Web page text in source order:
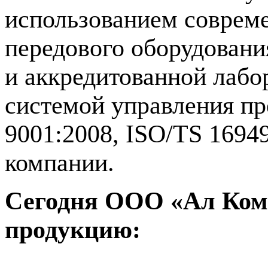
использованием
передового
и аккредитованной
системой управления
9001:2008, ISO/TS
компании.
Сегодня ООО «Ал
продукцию: